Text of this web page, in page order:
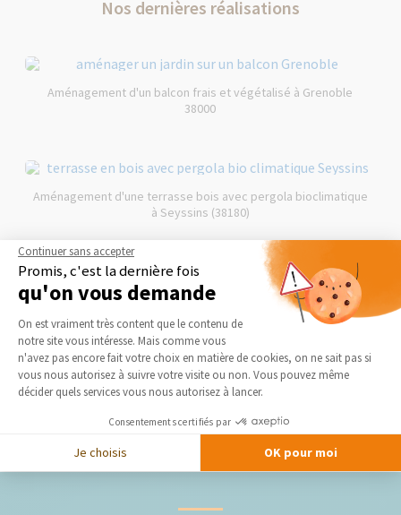
Nos dernières réalisations
Aménagement d'un balcon frais et végétalisé à Grenoble
38000
Aménagement d'une terrasse bois avec pergola bioclimatique
à Seyssins (38180)
Isolation des combles et de la toiture contre la chaleur à
Grenoble 38000
Continuer sans accepter
Promis, c'est la dernière fois
qu'on vous demande
Plateforme de Gestion du
On est vraiment très content que le contenu de
notre site vous intéresse. Mais comme vous
n'avez pas encore fait votre choix en matière de cookies, on ne sait pas si
vous nous autorisez à suivre votre visite ou non. Vous pouvez même
décider quels services vous nous autorisez à lancer.
Consentements certifiés par
Je choisis OK pour moi
Axeptio consent